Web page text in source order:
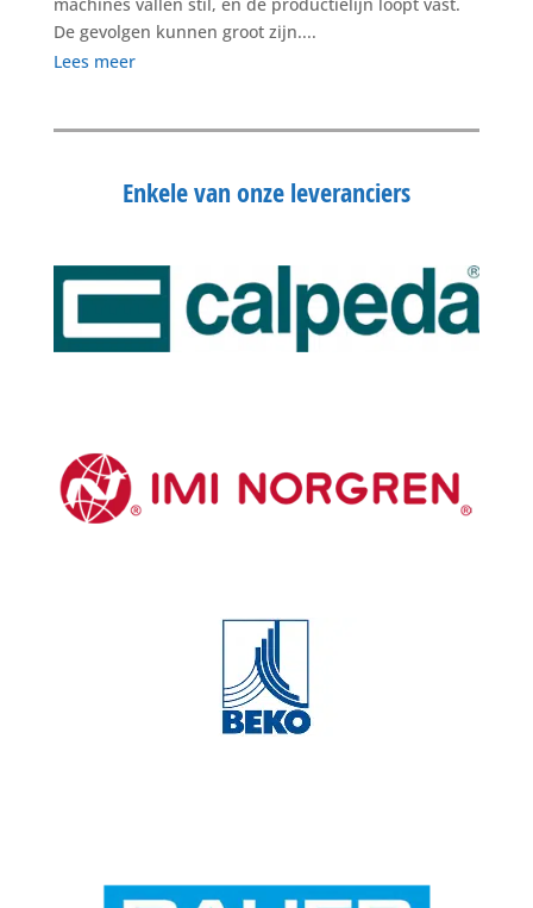
De gevolgen kunnen groot zijn....
Lees meer
Enkele van onze leveranciers